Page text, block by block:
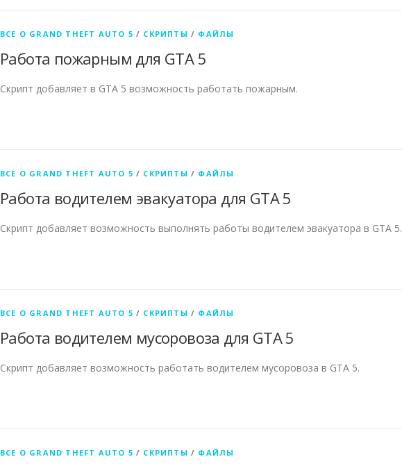
ВСЕ О GRAND THEFT AUTO 5 / СКРИПТЫ / ФАЙЛЫ
Работа пожарным для GTA 5
Скрипт добавляет в GTA 5 возможность работать пожарным.
ВСЕ О GRAND THEFT AUTO 5 / СКРИПТЫ / ФАЙЛЫ
Работа водителем эвакуатора для GTA 5
Скрипт добавляет возможность выполнять работы водителем эвакуатора в GTA 5.
ВСЕ О GRAND THEFT AUTO 5 / СКРИПТЫ / ФАЙЛЫ
Работа водителем мусоровоза для GTA 5
Скрипт добавляет возможность работать водителем мусоровоза в GTA 5.
ВСЕ О GRAND THEFT AUTO 5 / СКРИПТЫ / ФАЙЛЫ